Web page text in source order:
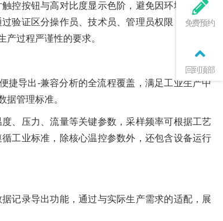
控按钮与高对比度显示色阶，避免因环境光线变
验证区分操作员、技术员、管理员权限，不同权
过程严谨性的要求。
捷导出-兼容分析的全流程覆盖，满足工业生产中
管理标准。
、压力、流量等关键参数，采样频率可根据工艺
工业标准，除核心温控参数外，还包含设备运行
记录导出功能，通过与实际生产需求的适配，展
免费预约
回到顶部